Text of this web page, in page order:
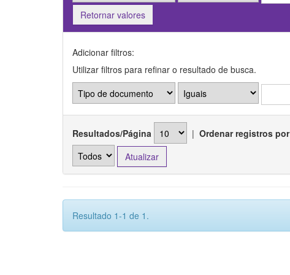
Retornar valores
Adicionar filtros:
Utilizar filtros para refinar o resultado de busca.
Resultados/Página | Ordenar registros por
Resultado 1-1 de 1.